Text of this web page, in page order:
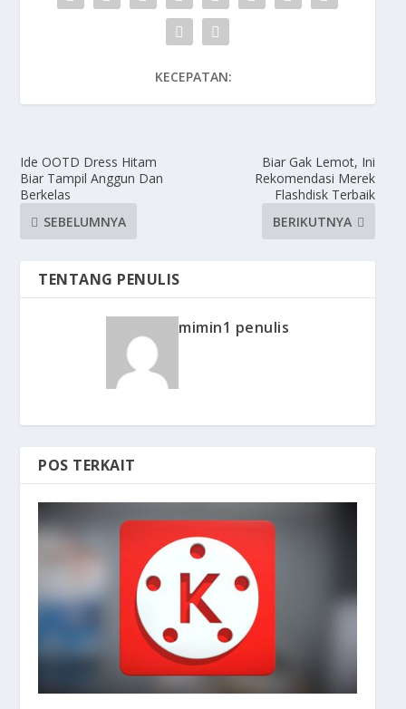
KECEPATAN:
Ide OOTD Dress Hitam
Biar Tampil Anggun Dan
Berkelas
SEBELUMNYA
Biar Gak Lemot, Ini
Rekomendasi Merek
Flashdisk Terbaik
BERIKUTNYA
TENTANG PENULIS
mimin1 penulis
POS TERKAIT